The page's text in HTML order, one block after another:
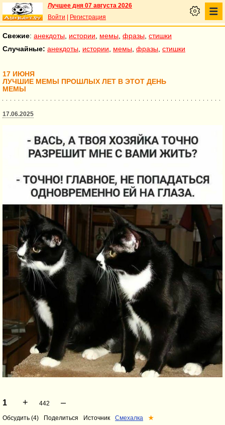
Лучшее дня 07 августа 2026
Войти
Регистрация
Свежие: анекдоты истории мемы фразы стишки
Случайные: анекдоты истории мемы фразы стишки
17 ИЮНЯ
ЛУЧШИЕ МЕМЫ ПРОШЛЫХ ЛЕТ В ЭТОТ ДЕНЬ
МЕМЫ
17.06.2025
1 + 442 –
Обсудить (4) Поделиться Источник Смехалка ★